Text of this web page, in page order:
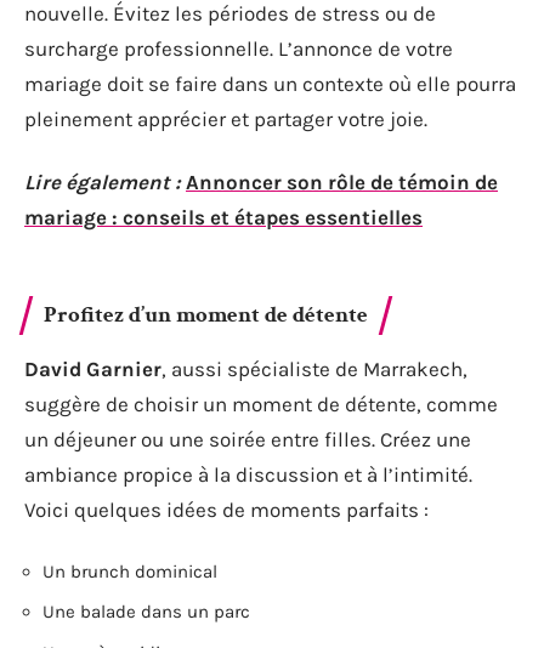
nouvelle. Évitez les périodes de stress ou de
surcharge professionnelle. L’annonce de votre
mariage doit se faire dans un contexte où elle pourra
pleinement apprécier et partager votre joie.
Lire également : Annoncer son rôle de témoin de
mariage : conseils et étapes essentielles
Profitez d’un moment de détente
David Garnier, aussi spécialiste de Marrakech,
suggère de choisir un moment de détente, comme
un déjeuner ou une soirée entre filles. Créez une
ambiance propice à la discussion et à l’intimité.
Voici quelques idées de moments parfaits :
Un brunch dominical
Une balade dans un parc